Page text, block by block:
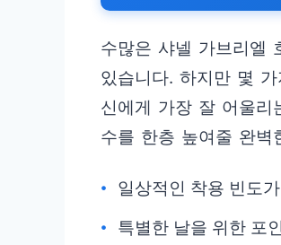
수많은 샤넬 가브리엘
있습니다. 하지만 몇
신에게 가장 잘 어울리
수를 한층 높여줄 완벽
일상적인 착용 빈도
특별한 날을 위한 포